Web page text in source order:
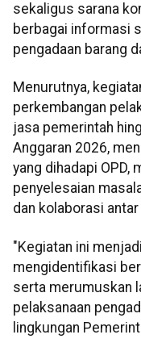
sekaligus sarana
berbagai informasi
pengadaan barang
Menurutnya,
perkembangan
jasa pemerintah
Anggaran 2026,
yang dihadapi
penyelesaian
dan kolaborasi
"Kegiatan ini
mengidentifikasi
serta merumuskan
pelaksanaan
lingkungan